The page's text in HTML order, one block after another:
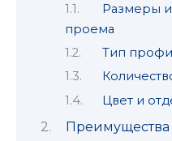
Размеры
проема
Тип
Цвет и
Преимущества